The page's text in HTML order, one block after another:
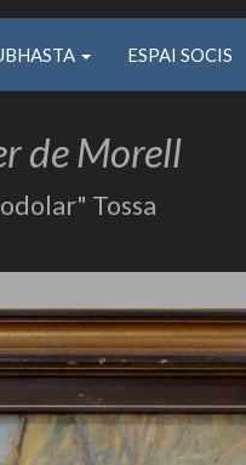
ESPAI SOCIS
de Morell
Tossa